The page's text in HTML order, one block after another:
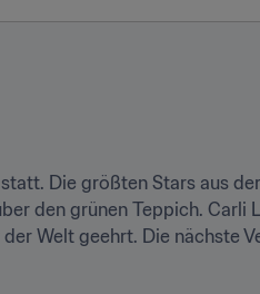
Die größten Stars aus
den grünen Teppich. Carli
Welt geehrt. Die nächste